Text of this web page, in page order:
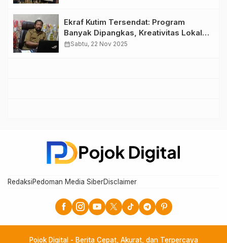
Ekraf Kutim Tersendat: Program
Banyak Dipangkas, Kreativitas Lokal
Terancam Melambat
calendar_monthSabtu, 22 Nov 2025
RedaksiPedoman Media SiberDisclaimer
Pojok Digital - Berita Cepat, Akurat, dan Terpercaya